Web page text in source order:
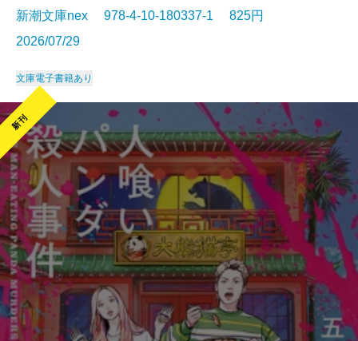
新潮文庫nex 978-4-10-180337-1 825円
2026/07/29
文庫電子書籍あり
新刊